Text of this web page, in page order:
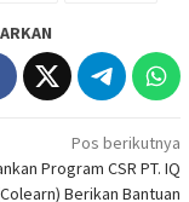
Pos berikutnya
Program CSR PT. IQ
Berikan Bantuan